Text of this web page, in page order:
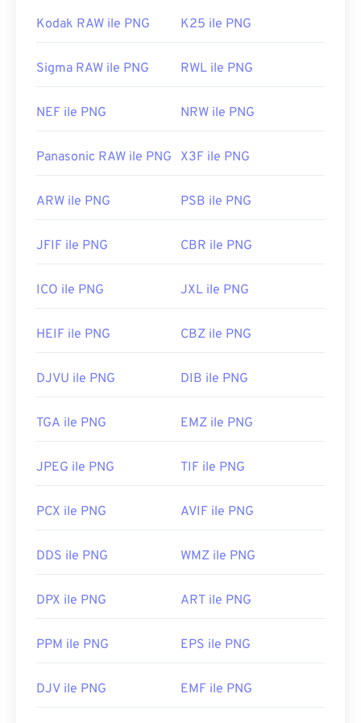
Kodak RAW ile PNG K25 ile PNG
Sigma RAW ile PNG RWL ile PNG
NEF ile PNG NRW ile PNG
Panasonic RAW ile PNG X3F ile PNG
ARW ile PNG PSB ile PNG
JFIF ile PNG CBR ile PNG
ICO ile PNG JXL ile PNG
HEIF ile PNG CBZ ile PNG
DJVU ile PNG DIB ile PNG
TGA ile PNG EMZ ile PNG
JPEG ile PNG TIF ile PNG
PCX ile PNG AVIF ile PNG
DDS ile PNG WMZ ile PNG
DPX ile PNG ART ile PNG
PPM ile PNG EPS ile PNG
DJV ile PNG EMF ile PNG